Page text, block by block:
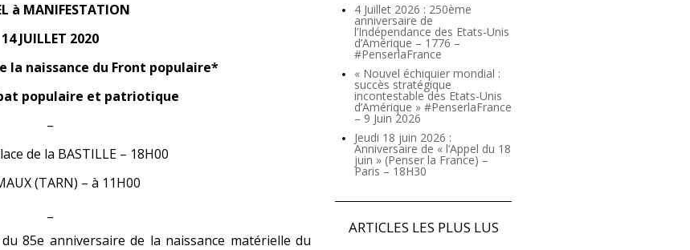
à MANIFESTATION
14 JUILLET 2020
la naissance du Front populaire*
populaire et patriotique
–
de la BASTILLE – 18H00
(TARN) – à 11H00
85e anniversaire de la naissance matérielle du
4 Juillet 2026 : 250ème
anniversaire de
l’Indépendance des Etats-Unis
d’Amérique – 1776 –
#PenserlaFrance
« Nouvel échiquier mondial :
succès stratégique
incontestable des Etats-Unis
d’Amérique » #PenserlaFrance
– 9 Juin 2026
Jeudi 18 juin 2026 :
Anniversaire de « l’Appel du 18
juin » (Penser la France) –
Paris – 18H30
ARTICLES LES PLUS LUS